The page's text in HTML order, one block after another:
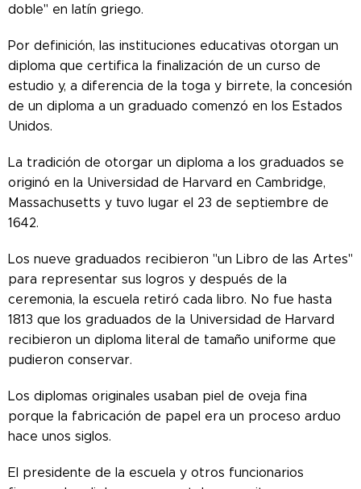
doble" en latín griego.
Por definición, las instituciones educativas otorgan un
diploma que certifica la finalización de un curso de
estudio y, a diferencia de la toga y birrete, la concesión
de un diploma a un graduado comenzó en los Estados
Unidos.
La tradición de otorgar un diploma a los graduados se
originó en la Universidad de Harvard en Cambridge,
Massachusetts y tuvo lugar el 23 de septiembre de
1642.
Los nueve graduados recibieron "un Libro de las Artes"
para representar sus logros y después de la
ceremonia, la escuela retiró cada libro. No fue hasta
1813 que los graduados de la Universidad de Harvard
recibieron un diploma literal de tamaño uniforme que
pudieron conservar.
Los diplomas originales usaban piel de oveja fina
porque la fabricación de papel era un proceso arduo
hace unos siglos.
El presidente de la escuela y otros funcionarios